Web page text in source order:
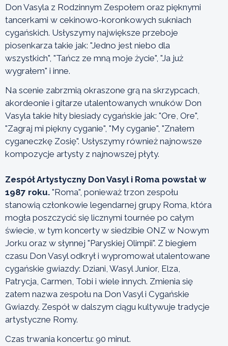
Don Vasyla z Rodzinnym Zespołem oraz pięknymi
tancerkami w cekinowo-koronkowych sukniach
cygańskich. Usłyszymy największe przeboje
piosenkarza takie jak: "Jedno jest niebo dla
wszystkich", "Tańcz ze mną moje życie", "Ja już
wygrałem" i inne.
Na scenie zabrzmią okraszone grą na skrzypcach,
akordeonie i gitarze utalentowanych wnuków Don
Vasyla takie hity biesiady cygańskie jak: "Ore, Ore",
"Zagraj mi piękny cyganie", "My cyganie", "Znałem
cyganeczkę Zosię". Usłyszymy również najnowsze
kompozycje artysty z najnowszej płyty.
Zespół Artystyczny Don Vasyl i Roma powstał w
1987 roku. "Roma", ponieważ trzon zespołu
stanowią członkowie legendarnej grupy Roma, która
mogła poszczycić się licznymi tournée po całym
świecie, w tym koncerty w siedzibie ONZ w Nowym
Jorku oraz w słynnej "Paryskiej Olimpii". Z biegiem
czasu Don Vasyl odkrył i wypromował utalentowane
cygańskie gwiazdy: Dziani, Wasyl Junior, Elza,
Patrycja, Carmen, Tobi i wiele innych. Zmienia się
zatem nazwa zespołu na Don Vasyl i Cygańskie
Gwiazdy. Zespół w dalszym ciągu kultywuje tradycje
artystyczne Romy.
Czas trwania koncertu: 90 minut.